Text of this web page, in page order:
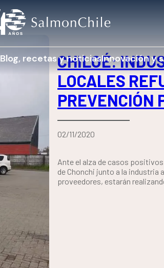
Blog, recetas y noticiasInnovación y
CHILOÉ:
LOCALES
PREVENCIÓN
02/11/2020
Ante el alza de casos
de Chonchi junto a la
proveedores, estarán